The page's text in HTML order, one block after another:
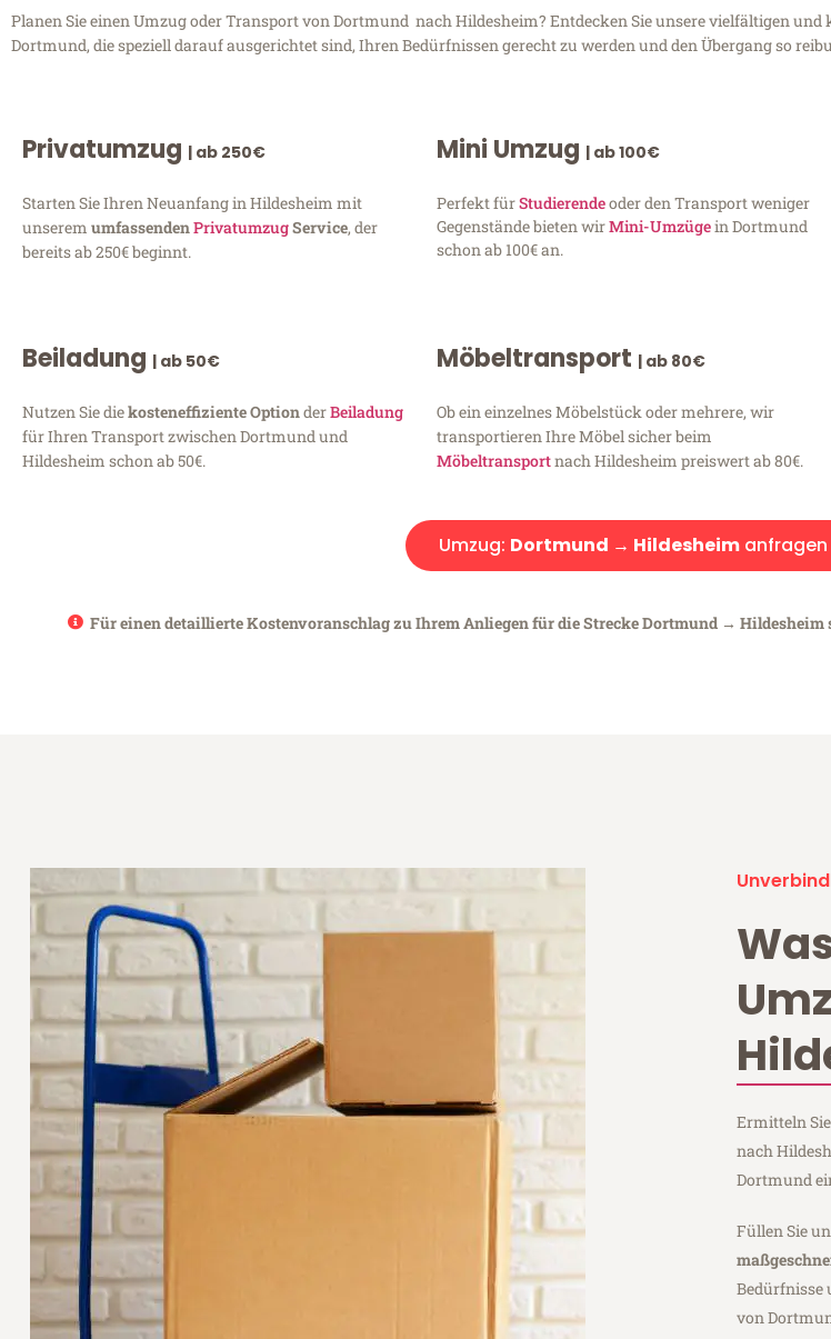
Planen Sie einen Umzug oder Transport von Dortmund nach Hildesheim? Entdecken Sie unsere vielfältigen
Dortmund, die speziell darauf ausgerichtet sind, Ihren Bedürfnissen gerecht zu werden und den Übergang so
Privatumzug | ab 250€
Starten Sie Ihren Neuanfang in Hildesheim mit
unserem umfassendenPrivatumzugService, der
bereits ab 250€ beginnt.
Mini Umzug | ab 100€
Perfekt fürStudierendeoder den Transport weniger
Gegenstände bieten wirMini-Umzügein Dortmund
schon ab 100€ an.
Beiladung | ab 50€
Nutzen Sie diekosteneffiziente OptionderBeiladung
für Ihren Transport zwischen Dortmund und
Hildesheim schon ab 50€.
Möbeltransport | ab 80€
Ob ein einzelnes Möbelstück oder mehrere, wir
transportieren Ihre Möbel sicher beim
Möbeltransportnach Hildesheim preiswert ab 80€.
Umzug: Dortmund → Hildesheim anfragen
Für einen detaillierte Kostenvoranschlag zu Ihrem Anliegen für die Strecke Dortmund →
Ermitteln
nach
Dortmund
Füllen Sie
Bedürfnisse
von